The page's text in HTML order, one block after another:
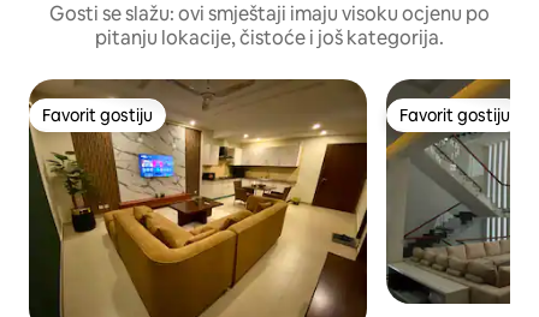
Gosti se slažu: ovi smještaji imaju visoku ocjenu po
pitanju lokacije, čistoće i još kategorija.
Favorit gostiju
Favorit gostiju Favorit gostiju
Favorit gostiju